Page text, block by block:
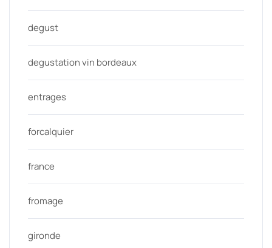
degust
degustation vin bordeaux
entrages
forcalquier
france
fromage
gironde